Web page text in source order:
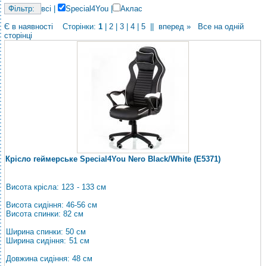
всі
Special4You
Аклас
Є в наявності Сторінки: 1 2 3 4 5 вперед »
Все на одній
сторінці
Крісло геймерське Special4You Nero Black/White (E5371)
Висота крісла: 123 - 133 см
Висота сидіння: 46-56 см
Висота спинки: 82 см
Ширина спинки: 50 см
Ширина сидіння: 51 см
Довжина сидіння: 48 см